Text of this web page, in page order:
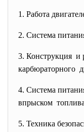
1. Работа
2. Система
3. Конструкция и
карбюраторного
4. Система
впрыском топлива
5. Техника